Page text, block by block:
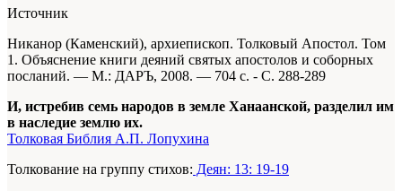
Источник
Никанор (Каменский), архиепископ. Толковый Апостол. Том
1. Объяснение книги деяний святых апостолов и соборных
посланий. — М.: ДАРЪ, 2008. — 704 с. - С. 288-289
И, истребив семь народов в земле Ханаанской, разделил им
в наследие землю их.
Толковая Библия А.П. Лопухина
Толкование на группу стихов: Деян: 13: 19-19